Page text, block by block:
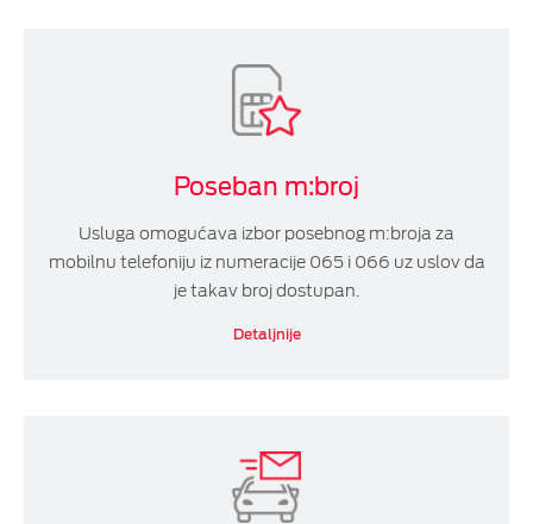
VAS SMS/MMS usluga i SMS Broadcast/PRO
Dodatne usluge
Poseban m:broj
Usluga omogućava izbor posebnog m:broja za
mobilnu telefoniju iz numeracije 065 i 066 uz uslov da
je takav broj dostupan.
Detaljnije